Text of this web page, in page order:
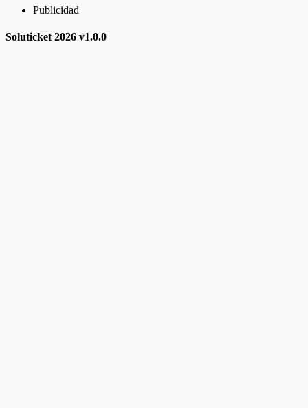
Publicidad
Soluticket 2026 v1.0.0